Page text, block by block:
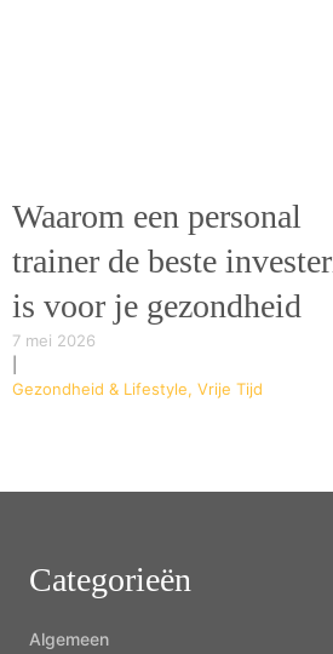
Waarom een personal
trainer de beste
is voor je gezondheid
7 mei 2026
Gezondheid & Lifestyle, Vrije Tijd
Categorieën
Algemeen